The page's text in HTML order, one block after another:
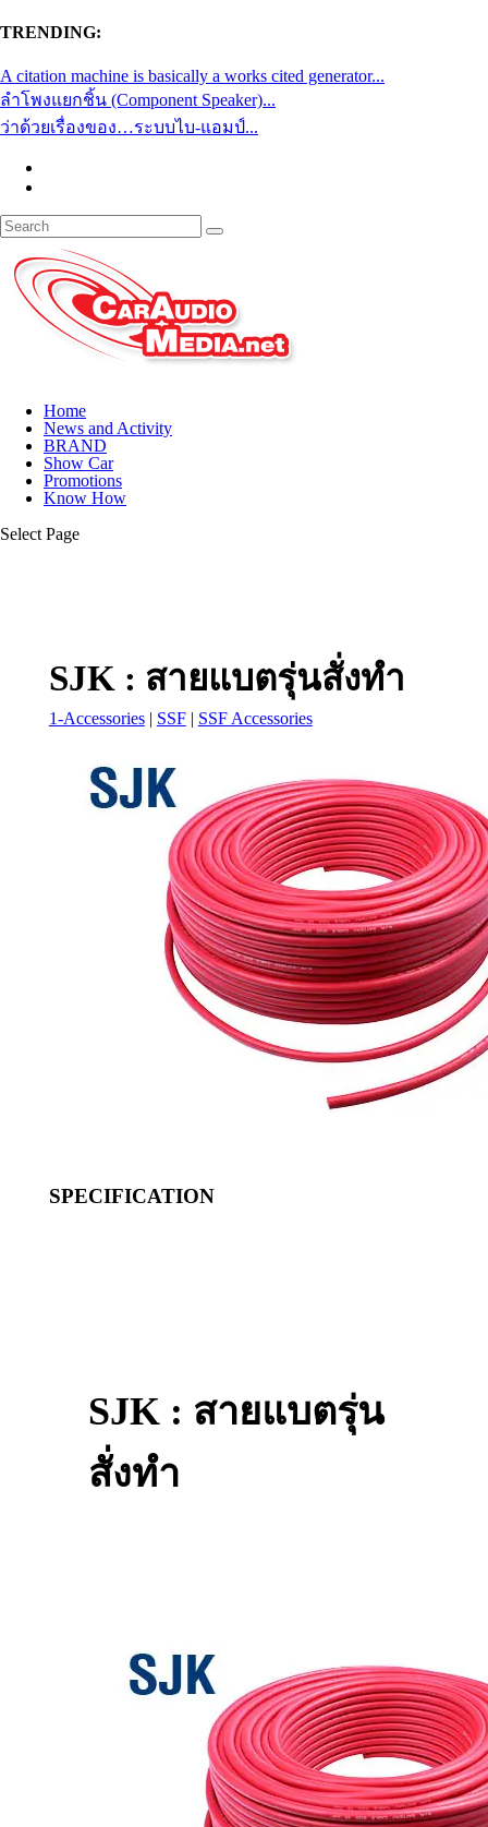
TRENDING:
A citation machine is basically a works cited generator...
ลำโพงแยกชิ้น (Component Speaker)...
ว่าด้วยเรื่องของ…ระบบไบ-แอมป์...
Home
News and Activity
BRAND
Show Car
Promotions
Know How
Select Page
SJK : สายแบตรุ่นสั่งทำ
1-Accessories| SSF| SSF Accessories
SPECIFICATION
SJK : สายแบตรุ่น
สั่งทำ